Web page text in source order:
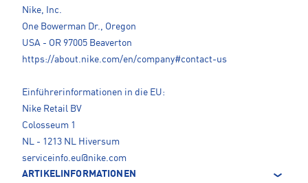
Nike, Inc.
One Bowerman Dr., Oregon
USA - OR 97005 Beaverton
https://about.nike.com/en/company#contact-us
Einführerinformationen in die EU:
Nike Retail BV
Colosseum 1
NL - 1213 NL Hiversum
serviceinfo.eu@nike.com
ARTIKELINFORMATIONEN